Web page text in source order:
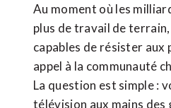
Au moment où les
plus de travail de
capables de résister aux
appel à la communauté
La question est simple :
télévision aux mains des